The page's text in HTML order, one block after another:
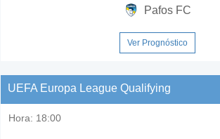
Pafos FC
Ver Prognóstico
UEFA Europa League Qualifying
Hora: 18:00